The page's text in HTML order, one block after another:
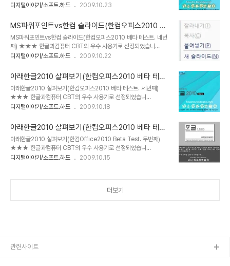
공한다는 것." 어떻게 하면 사용자를 붙잡아 둘까를 고민하는 우리네
집니다. 소를 끌어내기 위해 ..
퓨터에서 제시한 필수미션은 5번의 글 또는 1번의 UCC동영상을 베
에서 제시되는 것을 따라 하는 걸 그리 좋아하질 않아서... 생각으로는
나름대로 사용하면서 평가되는 내용에 대하여 포스팅을 할까 생각을
하고 있었는데, 결국 시간에 쫓긴 꼴이 되고 말았다는 자책을 할 수 밖
에 없습니다. 물론 그렇다고 대충 하고 넘어가려 하지는 않았지만, 부
족한 건 어쩔 수 없다 생각입니다. 어제까지 4차례에 걸쳐 한컴오피스
제 마지막이라고 할 수 있는 스프레드쉬..
디지털이야기/소프트.하드 2009.10.23
MS파워포인트vs한컴 슬라이드(한컴오피스2010 베
타 테스트. 네번째)
MS파워포인트vs한컴 슬라이드(한컴오피스2010 베타 테스트. 네번
째) ★★★ 한글과컴퓨터 CBT의 우수 사용기로 선정되었습니
다.★★★ MS오피스를 사용하는 가장 큰 이유 중 하나는 아마도 파
각일 겁니다. 저또한 그렇습니다.("저 또한" 이 맞는 말일 텐데, 왠지
"저또한"이 더 익숙하여.. 몇 번을 고치고 하다가... ^^) 그래서 그동안
한글과컴퓨터의 프로그램을 사용한다고 하면 곧 아래한글을 의미하는
것이었고, 결론적으로 오피스 프로그램의 영역에서 MS가 그 영역을
넓혀가는 바탕이 마련되었다고 해도 과언은 아닐겁니다. 물론 엑셀 또
고 있는 바로는 과거 명성을 지녔던..
디지털이야기/소프트.하드 2009.10.22
아래한글2010 살펴보기(한컴오피스2010 베타 테스
트. 세번째)
아래한글2010 살펴보기(한컴오피스2010 베타 테스트. 세번째)
★★★ 한글과컴퓨터 CBT의 우수 사용기로 선정되었습니
다.★★★ 아래한글2010(이하 한글2010)에 대하여 지나번 글에서
에 대한 내용을 한글2010에서 기본적으로 제공하는 도움말 기능을
기본적으로 활용하고 필요에 따라 기존의 한글2007과 한컴오피스
2010이 촛점을 맞추고 있는 MS오피스2007의 워드를 비교하며 좀
더 심도 있게 알아보도록 하겠습니다. 먼저 말씀드릴 사항은 한컴오피
스2010 패키지 자체가 MS오피스에 견줄 그야말로 오피스 패키지로
디지털이야기/소프트.하드 2009.10.18
아래한글2010 살펴보기(한컴오피스2010 베타 테스
트. 두번째)
아래한글2010 살펴보기(한컴Office2010 Beta Test. 두번째)
★★★ 한글과컴퓨터 CBT의 우수 사용기로 선정되었습니
다.★★★ 아래한글 1.5로 기억됩니다. 처음 아래 한글을 사용했던
니 살아온 날들의 기억 속에 줄기는 아니지만 주~욱 아래한글이라는
디지털이야기/소프트.하드 2009.10.15
더보기
관련사이트